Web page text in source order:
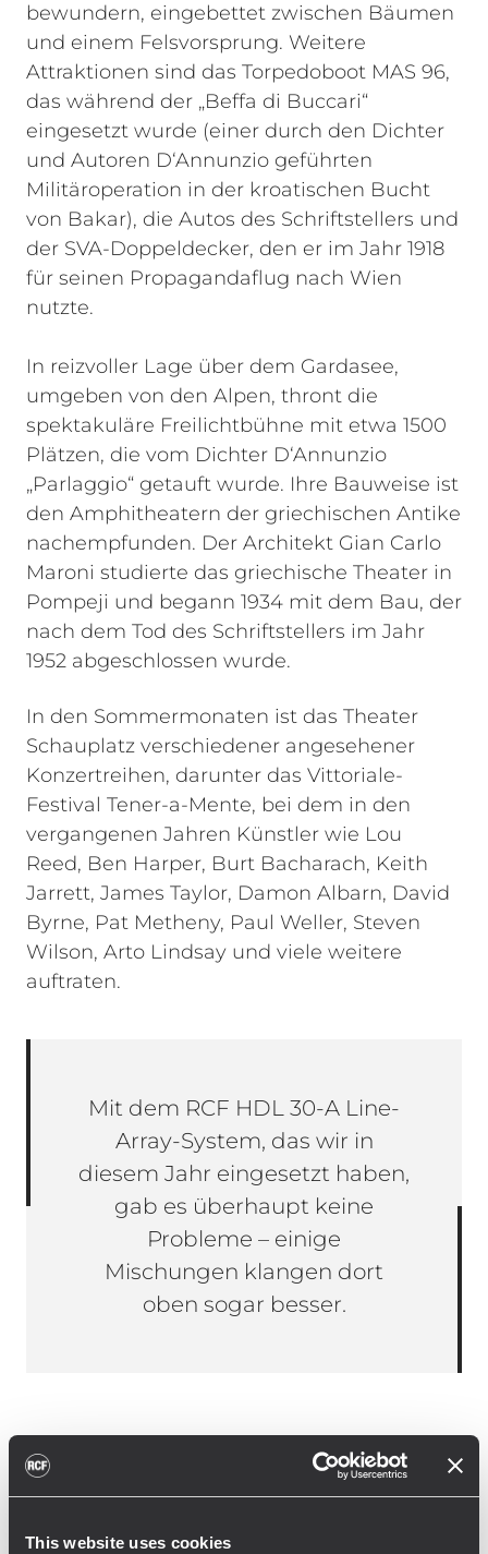
This website uses cookies
bewundern, eingebettet zwischen Bäumen
und einem Felsvorsprung. Weitere
Attraktionen sind das Torpedoboot MAS 96,
das während der „Beffa di Buccari“
eingesetzt wurde (einer durch den Dichter
und Autoren D‘Annunzio geführten
Militäroperation in der kroatischen Bucht
von Bakar), die Autos des Schriftstellers und
der SVA-Doppeldecker, den er im Jahr 1918
für seinen Propagandaflug nach Wien
nutzte.
In reizvoller Lage über dem Gardasee,
umgeben von den Alpen, thront die
spektakuläre Freilichtbühne mit etwa 1500
Plätzen, die vom Dichter D‘Annunzio
„Parlaggio“ getauft wurde. Ihre Bauweise ist
den Amphitheatern der griechischen Antike
nachempfunden. Der Architekt Gian Carlo
Maroni studierte das griechische Theater in
Pompeji und begann 1934 mit dem Bau, der
nach dem Tod des Schriftstellers im Jahr
1952 abgeschlossen wurde.
In den Sommermonaten ist das Theater
Schauplatz verschiedener angesehener
Konzertreihen, darunter das Vittoriale-
Festival Tener-a-Mente, bei dem in den
vergangenen Jahren Künstler wie Lou
Reed, Ben Harper, Burt Bacharach, Keith
Jarrett, James Taylor, Damon Albarn, David
Byrne, Pat Metheny, Paul Weller, Steven
Wilson, Arto Lindsay und viele weitere
auftraten.
Mit dem RCF HDL 30-A Line-
Array-System, das wir in
diesem Jahr eingesetzt haben,
gab es überhaupt keine
Probleme – einige
Mischungen klangen dort
oben sogar besser.
In der Sommersaison 2019 spielten Johnny
Marr, Gary Clarke Jr, Billy Corgan, James
Venditti, Ghemon, Calexico & Iron and Wine,